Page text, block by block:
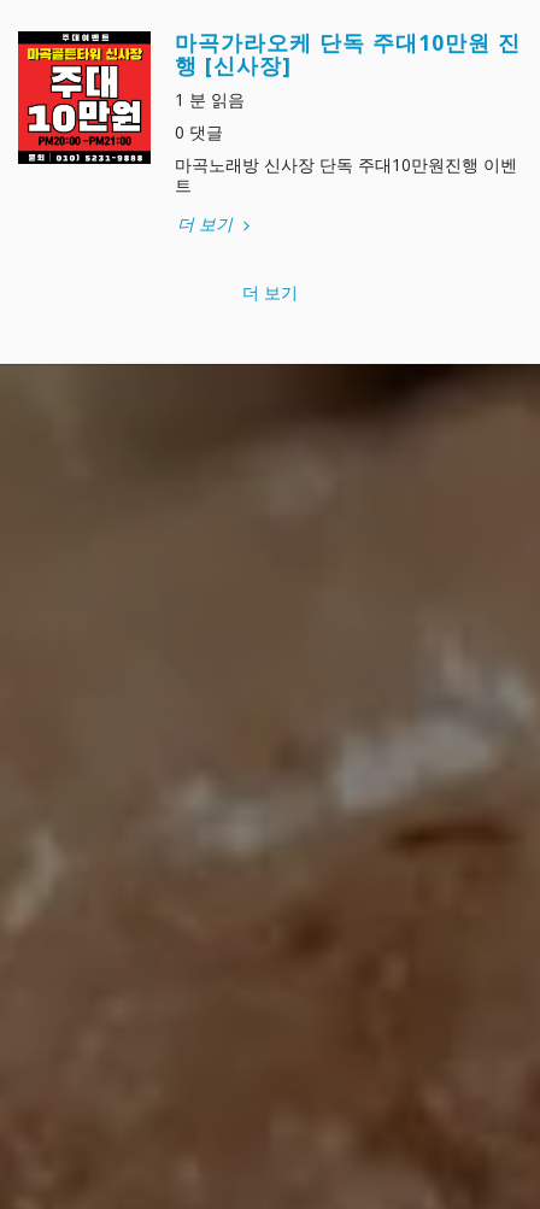
마곡가라오케 단독 주대10만원 진
행 [신사장]
1 분 읽음
0 댓글
마곡노래방 신사장 단독 주대10만원진행 이벤
트
더 보기
더 보기